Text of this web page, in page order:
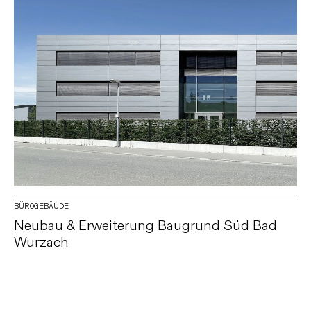
BÜROGEBÄUDE
Neubau & Erweiterung Baugrund Süd Bad
Wurzach